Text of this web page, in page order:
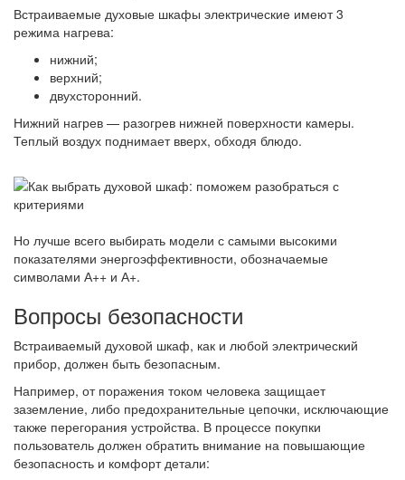
Встраиваемые духовые шкафы электрические имеют 3
режима нагрева:
нижний;
верхний;
двухсторонний.
Нижний нагрев — разогрев нижней поверхности камеры.
Теплый воздух поднимает вверх, обходя блюдо.
Но лучше всего выбирать модели с самыми высокими
показателями энергоэффективности, обозначаемые
символами А++ и А+.
Вопросы безопасности
Встраиваемый духовой шкаф, как и любой электрический
прибор, должен быть безопасным.
Например, от поражения током человека защищает
заземление, либо предохранительные цепочки, исключающие
также перегорания устройства. В процессе покупки
пользователь должен обратить внимание на повышающие
безопасность и комфорт детали: